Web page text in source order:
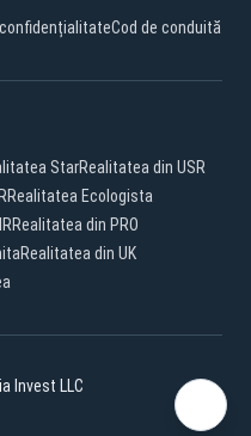
Cod de conduită
StarRealitatea din USR
Realitatea Ecologista
Realitatea din PRO
Realitatea din UK
Invest LLC